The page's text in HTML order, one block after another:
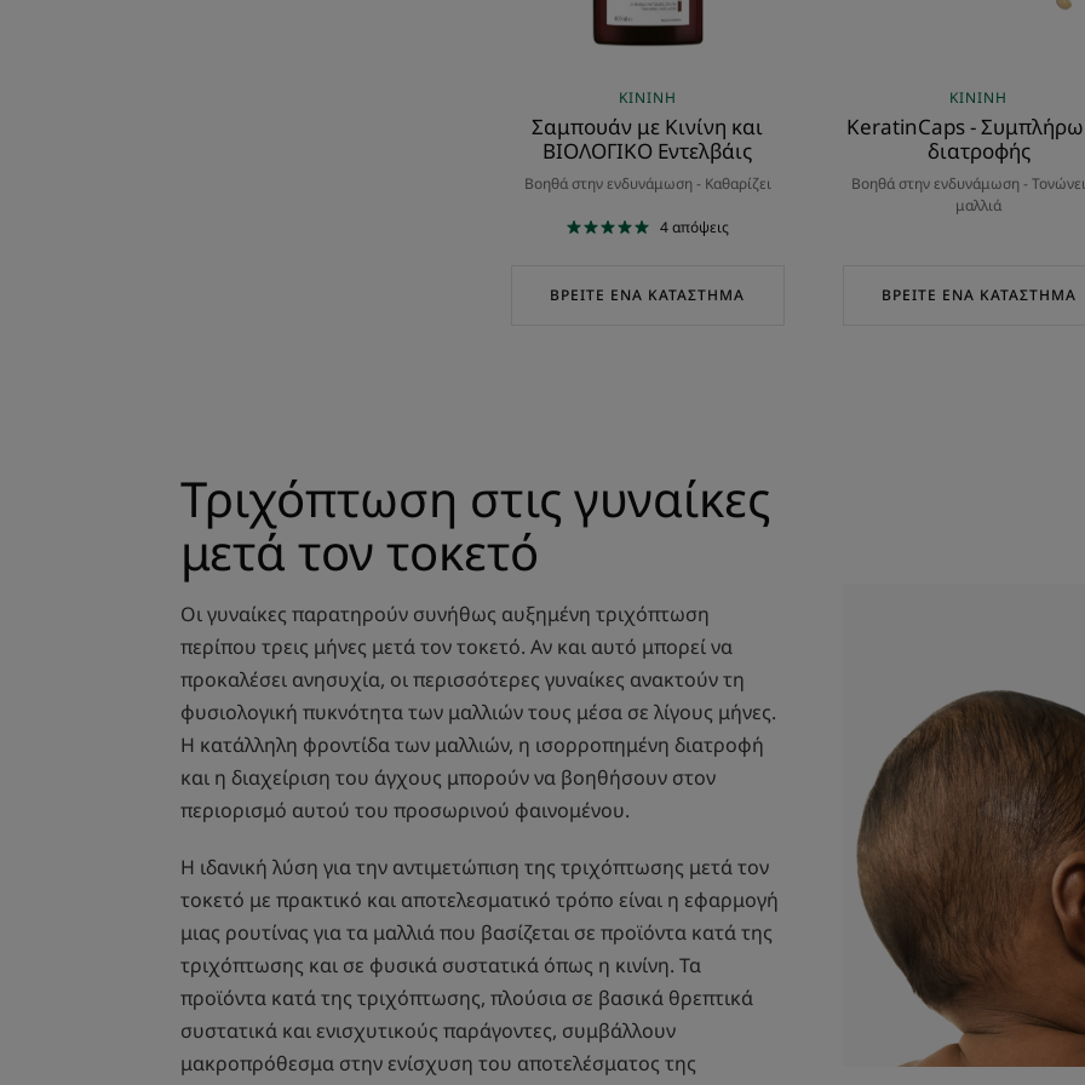
ΚΙΝΊΝΗ
Σαμπουάν με Κινίνη και
ΒΙΟΛΟΓΙΚΟ Εντελβάις
Βοηθά στην ενδυνάμωση - Καθαρίζει
4απόψεις
ΒΡΕΊΤΕ ΈΝΑ ΚΑΤΆΣΤΗΜΑ
ΚΙΝΊΝΗ
KeratinCaps -
διατροφής
Βοηθά στην ενδυνάμωση -
μαλλιά
ΒΡΕΊΤΕ ΈΝΑ ΚΑΤΆΣΤΗΜΑ
Τριχόπτωση στις γυναίκες
μετά τον τοκετό
Οι γυναίκες παρατηρούν συνήθως αυξημένη τριχόπτωση
περίπου τρεις μήνες μετά τον τοκετό. Αν και αυτό μπορεί να
προκαλέσει ανησυχία, οι περισσότερες γυναίκες ανακτούν τη
φυσιολογική πυκνότητα των μαλλιών τους μέσα σε λίγους μήνες.
Η κατάλληλη φροντίδα των μαλλιών, η ισορροπημένη διατροφή
και η διαχείριση του άγχους μπορούν να βοηθήσουν στον
περιορισμό αυτού του προσωρινού φαινομένου.
Η ιδανική λύση για την αντιμετώπιση της τριχόπτωσης μετά τον
τοκετό με πρακτικό και αποτελεσματικό τρόπο είναι η εφαρμογή
μιας ρουτίνας για τα μαλλιά που βασίζεται σε προϊόντα κατά της
τριχόπτωσης και σε φυσικά συστατικά όπως η κινίνη. Τα
προϊόντα κατά της τριχόπτωσης, πλούσια σε βασικά θρεπτικά
συστατικά και ενισχυτικούς παράγοντες, συμβάλλουν
μακροπρόθεσμα στην ενίσχυση του αποτελέσματος της